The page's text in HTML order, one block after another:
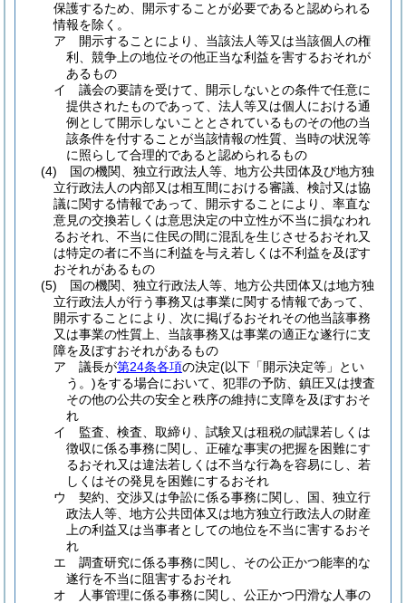
保護するため、開示することが必要であると認められる
情報を除く。
ア
開示することにより、当該法人等又は当該個人の権
利、競争上の地位その他正当な利益を害するおそれが
あるもの
イ
議会の要請を受けて、開示しないとの条件で任意に
提供されたものであって、法人等又は個人における通
例として開示しないこととされているものその他の当
該条件を付することが当該情報の性質、当時の状況等
に照らして合理的であると認められるもの
(4)
国の機関、独立行政法人等、地方公共団体及び地方独
立行政法人の内部又は相互間における審議、検討又は協
議に関する情報であって、開示することにより、率直な
意見の交換若しくは意思決定の中立性が不当に損なわれ
るおそれ、不当に住民の間に混乱を生じさせるおそれ又
は特定の者に不当に利益を与え若しくは不利益を及ぼす
おそれがあるもの
(5)
国の機関、独立行政法人等、地方公共団体又は地方独
立行政法人が行う事務又は事業に関する情報であって、
開示することにより、次に掲げるおそれその他当該事務
又は事業の性質上、当該事務又は事業の適正な遂行に支
障を及ぼすおそれがあるもの
ア
議長が第24条各項の決定(以下「開示決定等」とい
う。)をする場合において、犯罪の予防、鎮圧又は捜査
その他の公共の安全と秩序の維持に支障を及ぼすおそ
れ
イ
監査、検査、取締り、試験又は租税の賦課若しくは
徴収に係る事務に関し、正確な事実の把握を困難にす
るおそれ又は違法若しくは不当な行為を容易にし、若
しくはその発見を困難にするおそれ
ウ
契約、交渉又は争訟に係る事務に関し、国、独立行
政法人等、地方公共団体又は地方独立行政法人の財産
上の利益又は当事者としての地位を不当に害するおそ
れ
エ
調査研究に係る事務に関し、その公正かつ能率的な
遂行を不当に阻害するおそれ
オ
人事管理に係る事務に関し、公正かつ円滑な人事の